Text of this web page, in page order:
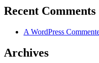
Recent Comments
A WordPress
Archives